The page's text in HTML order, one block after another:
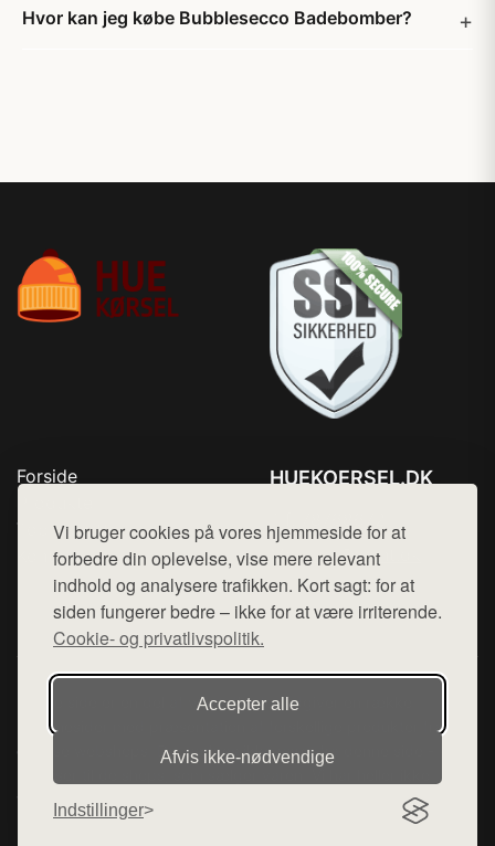
Vi bruger cookies på vores hjemmeside for at
forbedre din oplevelse, vise mere relevant
indhold og analysere trafikken. Kort sagt: for at
siden fungerer bedre – ikke for at være irriterende.
Cookie- og privatlivspolitik.
Accepter alle
Afvis ikke‑nødvendige
Indstillinger
Hvor kan jeg købe Bubblesecco Badebomber?
Forside
Top Rabatter
Kontakt
HUEKOERSEL.DK
Mail: hej@want.dk
Cookie- og privatlivspolitik
Denne side er en del af want.dk, der udgiver en række
hjemmesider med præsentation af forskellige produkter fra
diverse webshops. Der sælges ikke varer fra denne side - vi
henviser til de shops, som sælger varen. Vi har heller ikke
varerne på lager.